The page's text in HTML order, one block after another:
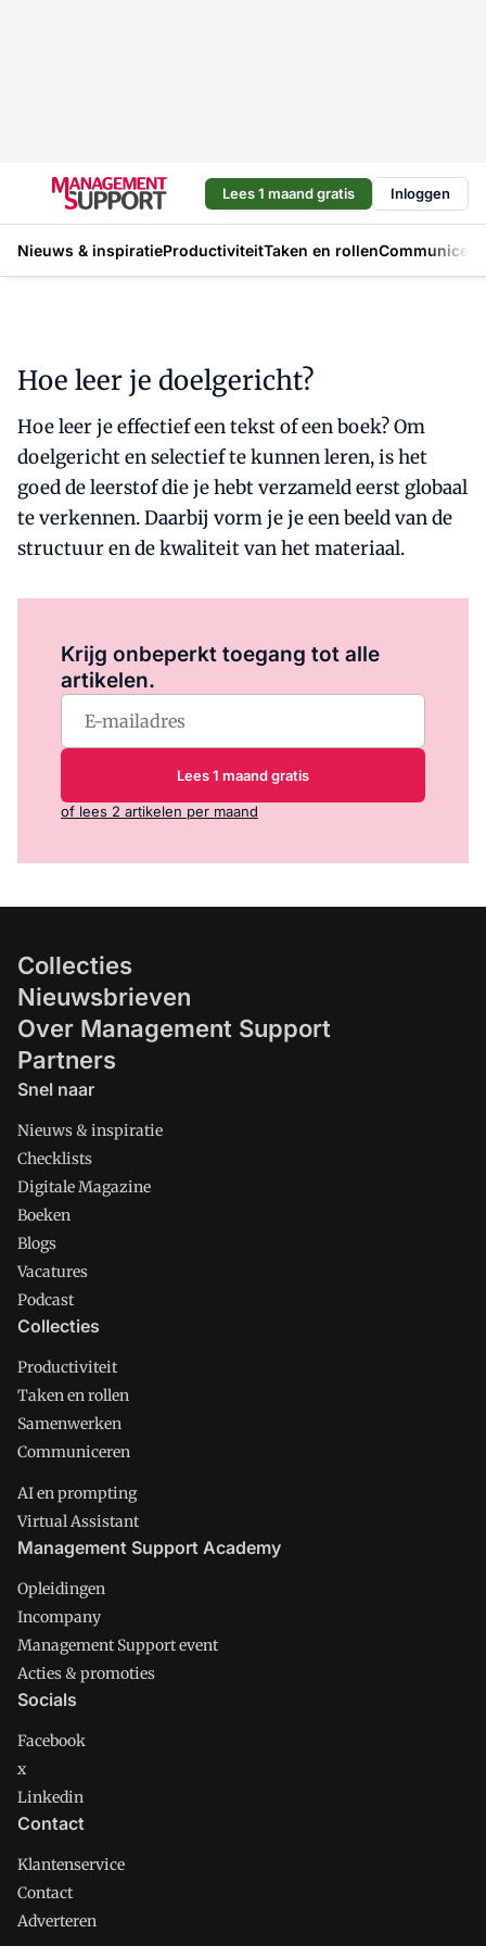
Lees 1 maand gratis Inloggen
Nieuws & inspiratieProductiviteitTaken en rollen
Hoe leer je doelgericht?
Hoe leer je effectief een tekst of een boek? Om
doelgericht en selectief te kunnen leren, is het
goed de leerstof die je hebt verzameld eerst globaal
te verkennen. Daarbij vorm je je een beeld van de
structuur en de kwaliteit van het materiaal.
Krijg onbeperkt toegang tot alle
artikelen.
Lees 1 maand gratis
of lees 2 artikelen per maand
Collecties
Nieuwsbrieven
Over Management Support
Partners
Snel naar
Nieuws & inspiratie
Checklists
Digitale Magazine
Boeken
Blogs
Vacatures
Podcast
Collecties
Productiviteit
Taken en rollen
Samenwerken
Communiceren
AI en prompting
Virtual Assistant
Management Support Academy
Opleidingen
Incompany
Management Support event
Acties & promoties
Socials
Facebook
x
Linkedin
Contact
Klantenservice
Contact
Adverteren